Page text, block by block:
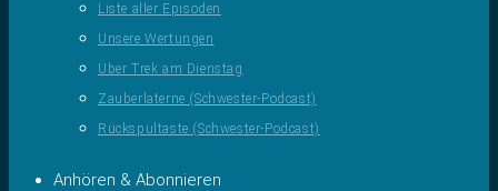
Liste aller Episoden
Unsere Wertungen
Über Trek am Dienstag
Zauberlaterne (Schwester-Podcast)
Rückspultaste (Schwester-Podcast)
Anhören & Abonnieren